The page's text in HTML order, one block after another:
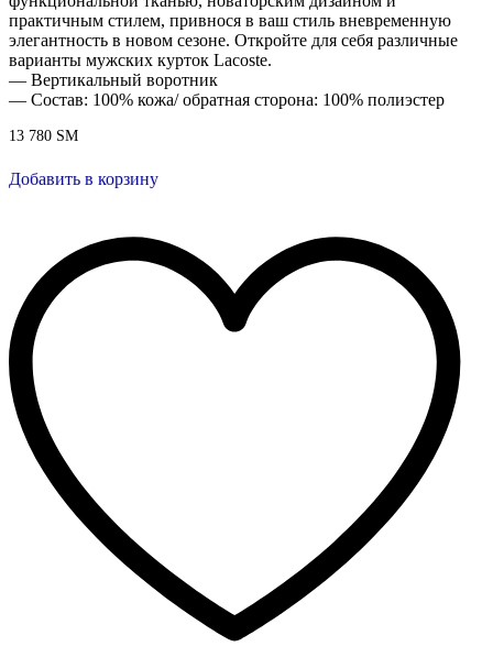
практичным стилем, привнося в ваш стиль вневременную
элегантность в новом сезоне. Откройте для себя различные
варианты мужских курток Lacoste.
— Вертикальный воротник
— Состав: 100% кожа/ обратная сторона: 100% полиэстер
13 780 ЅМ
Добавить в корзину